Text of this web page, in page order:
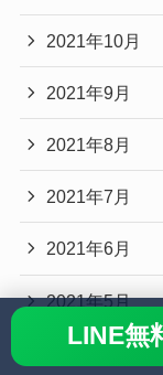
2021年10月
2021年9月
2021年8月
2021年7月
2021年6月
2021年5月
2021年4月
LINE無